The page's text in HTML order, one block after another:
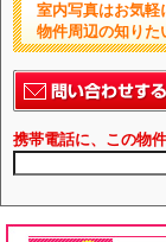
室内写真はお気軽
物件周辺の知りた
携帯電話に、この物